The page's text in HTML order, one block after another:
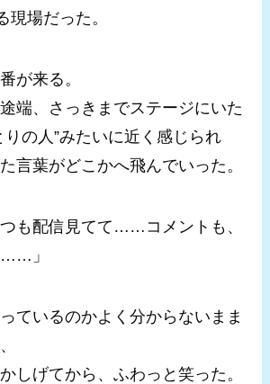
現場だった。
が来る。
端、さっきまでステージにいた
りの人”みたいに近く感じられ
言葉がどこかへ飛んでいった。
も配信見てて……コメントも、
……」
ているのかよく分からないまま
しげてから、ふわっと笑った。